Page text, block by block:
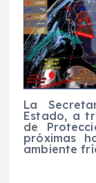
La
Estado, a
de
próximas
ambiente